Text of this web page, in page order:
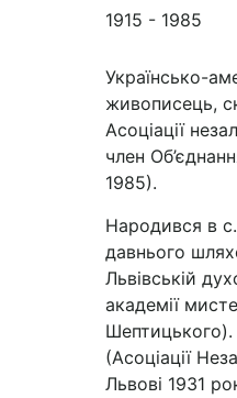
1915 - 1985
Українсько-
живописець,
Асоціації
член
1985).
Народився в
давнього
Львівській
академії
(Асоціації
Львові 1931